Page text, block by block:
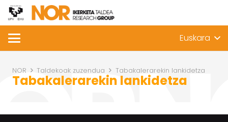
Euskara
NOR Taldekoak zuzendua Tabakalerarekin lankidetza
Tabakalerarekin lankidetza